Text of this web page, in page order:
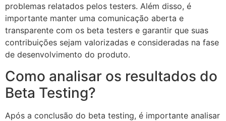
problemas relatados pelos testers. Além disso, é
importante manter uma comunicação aberta e
transparente com os beta testers e garantir que suas
contribuições sejam valorizadas e consideradas na fase
de desenvolvimento do produto.
Como analisar os resultados do
Beta Testing?
Após a conclusão do beta testing, é importante analisar